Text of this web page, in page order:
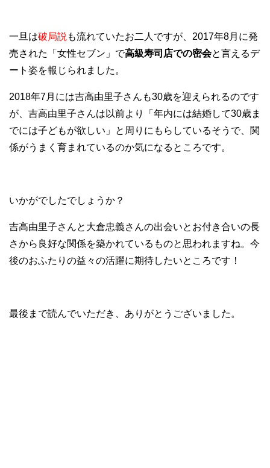
一旦は破局説 も流れていたお二人ですが、2017年8月に発
売された「女性セブン」で高級寿司店での密会と言えるデ
ート姿を報じられました。
2018年7月には吉高由里子さんも30歳を迎えられるのです
が、吉高由里子さんは以前より「年内には結婚して30歳ま
でには子どもが欲しい」と周りにもらしているそうで、関
係がうまく育まれているのか気になるところです。
いかがでしたでしょうか？
吉高由里子さんと大倉忠義さんの出会いとお付き合いの長
さから良好な関係を築かれているものと思われますね。今
後のおふたりの益々の活躍に期待したいところです！
最後まで読んでいただき、ありがとうございました。